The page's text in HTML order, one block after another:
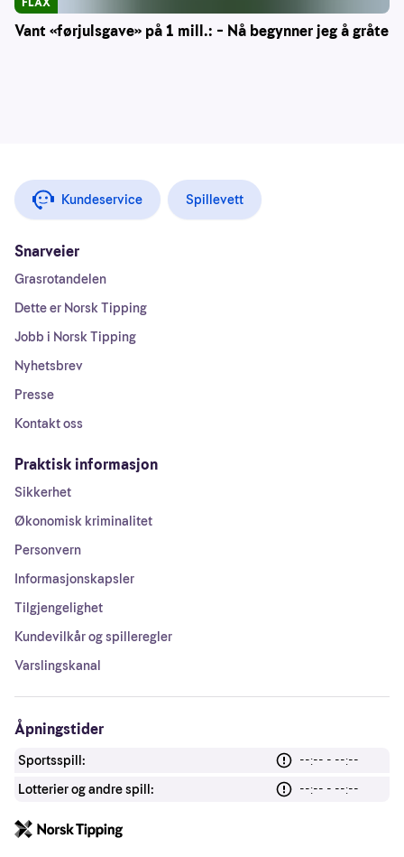
Vant «førjulsgave» på 1 mill.: – Nå begynner jeg å gråte
Kundeservice Spillevett
Snarveier
Grasrotandelen
Dette er Norsk Tipping
Jobb i Norsk Tipping
Nyhetsbrev
Presse
Kontakt oss
Praktisk informasjon
Sikkerhet
Økonomisk kriminalitet
Personvern
Informasjonskapsler
Tilgjengelighet
Kundevilkår og spilleregler
Varslingskanal
Åpningstider
Sportsspill:
--:-- - --:--
Lotterier og andre spill:
--:-- - --:--